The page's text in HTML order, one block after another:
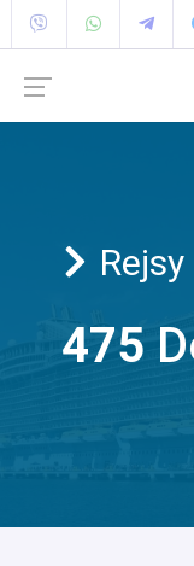
475